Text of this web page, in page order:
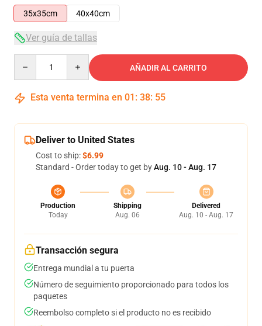
35x35cm
40x40cm
Ver guía de tallas
AÑADIR AL CARRITO
Esta venta termina en 01 : 38: 54
Deliver to United States
Cost to ship:$6.99
Standard - Order today to get byAug. 10 - Aug. 17
Production
Today
Shipping
Aug. 06
Delivered
Aug. 10 - Aug. 17
Transacción segura
Entrega mundial a tu puerta
Número de seguimiento proporcionado para todos los
paquetes
Reembolso completo si el producto no es recibido